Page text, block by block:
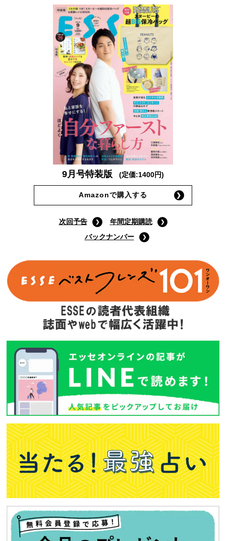
9月号特装版 (定価:1400円)
Amazonで購入する
次回予告
年間定期購読
バックナンバー